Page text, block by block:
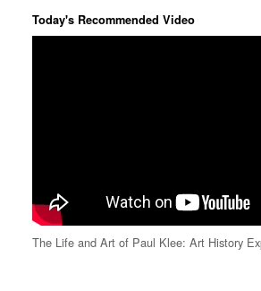
Today's Recommended Video
The Life and Art of Paul Klee: Art History